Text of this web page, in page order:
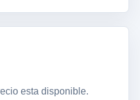
esta disponible.